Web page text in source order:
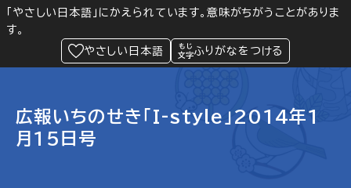
「やさしい日本語」にかえられています。意味がちがうことがありま
す。
やさしい日本語
ふりがなをつける
Language 閲覧支援
緊急情報
広報いちのせき「I-style」2014年1
月15日号